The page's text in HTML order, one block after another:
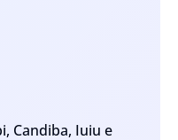
Candiba, Iuiu e